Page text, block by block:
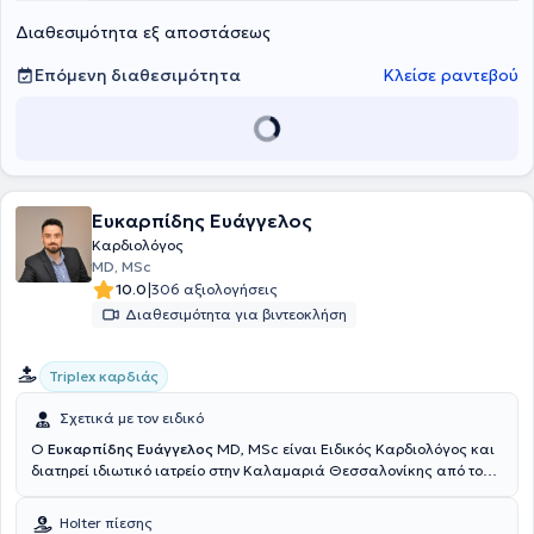
στο Γενικό Νοσοκομείο Γ. Παπανικολάου Θεσσαλονίκης. Στο ιατρείο
εκάστοτε ασθενούς.
Διαθεσιμότητα εξ αποστάσεως
Επόμενη διαθεσιμότητα
Κλείσε ραντεβού
Ευκαρπίδης Ευάγγελος
Καρδιολόγος
MD, MSc
10.0|306 αξιολογήσεις
Διαθεσιμότητα για βιντεοκλήση
Triplex καρδιάς
Σχετικά με τον ειδικό
Ο Ευκαρπίδης Ευάγγελος MD, MSc είναι Ειδικός Καρδιολόγος και
διατηρεί ιδιωτικό ιατρείο στην Καλαμαριά Θεσσαλονίκης από το
Πανεπιστημίου Θεσσαλονίκης και είναι κάτοχος μεταπτυχιακού
Holter πίεσης